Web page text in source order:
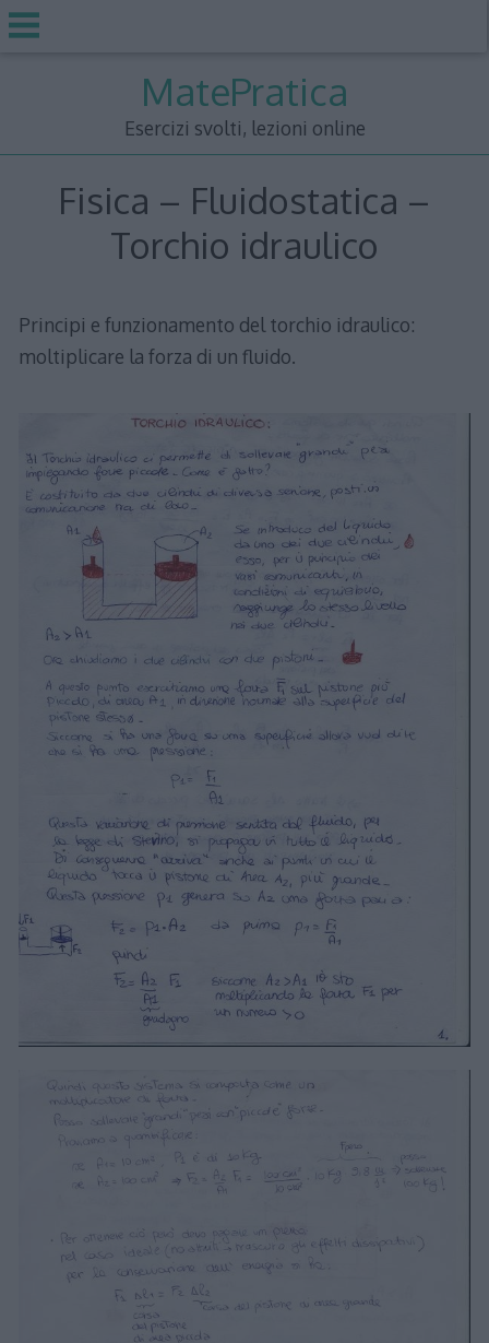
MatePratica
Esercizi svolti, lezioni online
Fisica – Fluidostatica –
Torchio idraulico
Principi e funzionamento del torchio idraulico:
moltiplicare la forza di un fluido.